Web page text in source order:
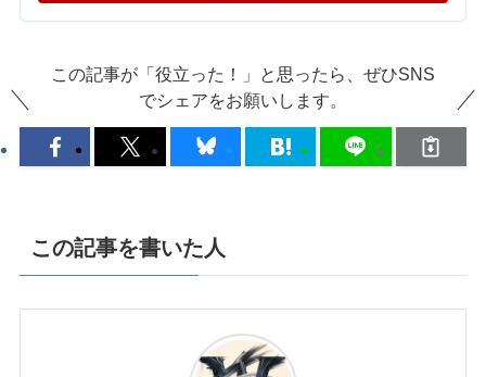
この記事が「役立った！」と思ったら、ぜひSNS
でシェアをお願いします。
この記事を書いた人